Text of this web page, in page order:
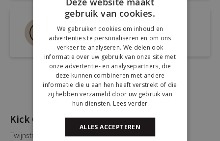
Bel ons 0180-660999
Spreek een medewerker
Kick Collection
Twijnstraweg 2
gebruik van cookies.
We gebruiken cookies om inhoud en
advertenties te personaliseren en om ons
verkeer te analyseren. We delen ook
informatie over uw gebruik van onze site met
onze advertentie- en analysepartners, die
deze kunnen combineren met andere
informatie die u aan hen heeft verstrekt of die
zij hebben verzameld door uw gebruik van
hun diensten. Lees verder
ALLES ACCEPTEREN